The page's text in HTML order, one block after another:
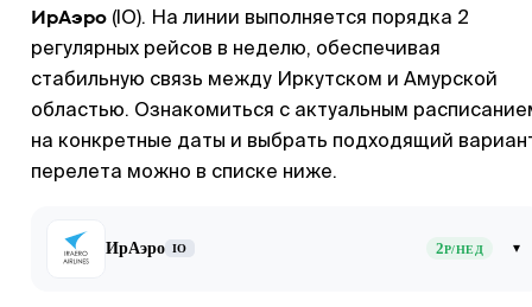
ИрАэро (IO). На линии выполняется порядка 2
регулярных рейсов в неделю, обеспечивая
стабильную связь между Иркутском и Амурской
областью. Ознакомиться с актуальным
на конкретные даты и выбрать подходящий
перелета можно в списке ниже.
ИрАэро IO 2Р/НЕД ▾